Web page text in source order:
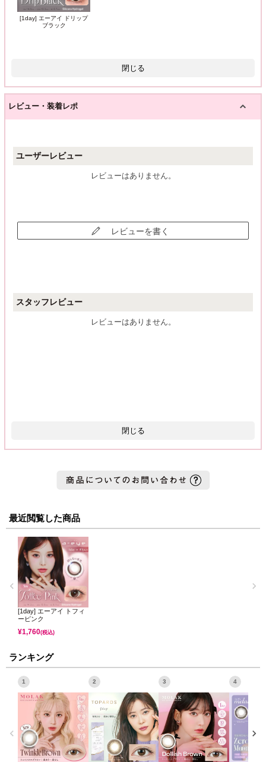
[1day] エーアイ ドリップ
ブラック
閉じる
レビュー・装着レポ
ユーザーレビュー
レビューはありません。
レビューを書く
スタッフレビュー
レビューはありません。
閉じる
最近閲覧した商品
[1day] エーアイ トフィ
ーピンク
¥1,760(税込)
ランキング
1 2 3 4